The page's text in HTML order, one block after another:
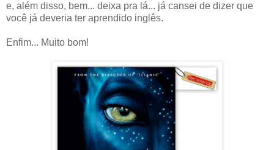
e, além disso, bem... deixa pra lá... já cansei de dizer que
você já deveria ter aprendido inglês.
Enfim... Muito bom!